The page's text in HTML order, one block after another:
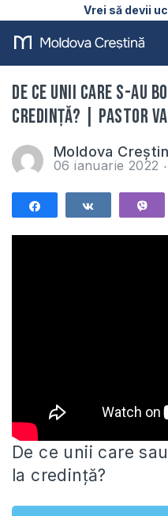
Vrei să devii
De ce unii care s-au
credință? | Pastor
Moldova
06 ianuarie 2022
De ce unii care
la credință?